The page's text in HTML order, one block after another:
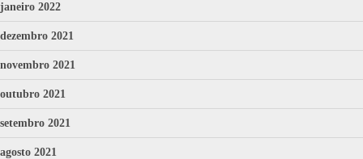
janeiro 2022
dezembro 2021
novembro 2021
outubro 2021
setembro 2021
agosto 2021